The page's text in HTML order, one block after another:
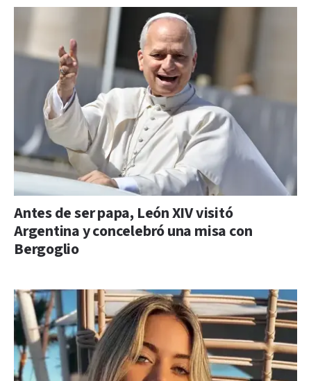
Antes de ser papa, León XIV visitó
Argentina y concelebró una misa con
Bergoglio